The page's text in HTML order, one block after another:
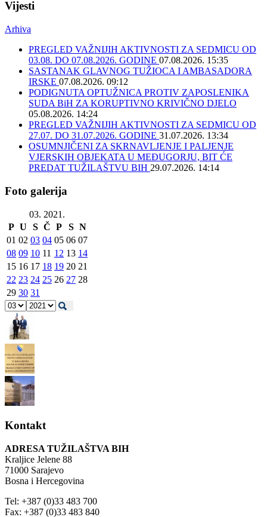
Vijesti
Arhiva
PREGLED VAŽNIJIH AKTIVNOSTI ZA SEDMICU OD
03.08. DO 07.08.2026. GODINE 07.08.2026. 15:35
SASTANAK GLAVNOG TUŽIOCA I AMBASADORA
IRSKE 07.08.2026. 09:12
PODIGNUTA OPTUŽNICA PROTIV ZAPOSLENIKA
SUDA BiH ZA KORUPTIVNO KRIVIČNO DJELO
05.08.2026. 14:24
PREGLED VAŽNIJIH AKTIVNOSTI ZA SEDMICU OD
27.07. DO 31.07.2026. GODINE 31.07.2026. 13:34
OSUMNJIČENI ZA SKRNAVLJENJE I PALJENJE
VJERSKIH OBJEKATA U MEĐUGORJU, BIT ĆE
PREDAT TUŽILAŠTVU BIH 29.07.2026. 14:14
Foto galerija
03. 2021.
P U S Č P S N
01 02 03 04 05 06 07
08 09 10 11 12 13 14
15 16 17 18 19 20 21
22 23 24 25 26 27 28
29 30 31
Kontakt
ADRESA TUŽILAŠTVA BIH
Kraljice Jelene 88
71000 Sarajevo
Bosna i Hercegovina
Tel: +387 (0)33 483 700
Fax: +387 (0)33 483 840